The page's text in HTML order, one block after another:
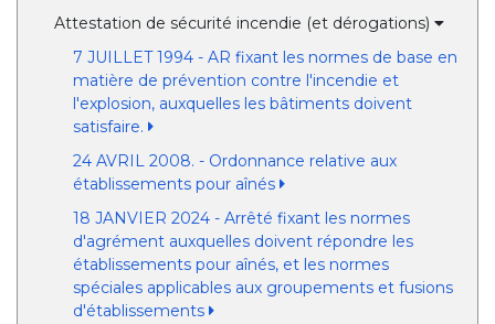
Attestation de sécurité incendie (et dérogations)
7 JUILLET 1994 - AR fixant les normes de base en
matière de prévention contre l'incendie et
l'explosion, auxquelles les bâtiments doivent
satisfaire.
24 AVRIL 2008. - Ordonnance relative aux
établissements pour aînés
18 JANVIER 2024 - Arrêté fixant les normes
d'agrément auxquelles doivent répondre les
établissements pour aînés, et les normes
spéciales applicables aux groupements et fusions
d'établissements